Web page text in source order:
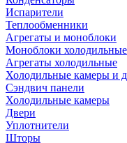
Испарители
Теплообменники
Агрегаты и моноблоки
Моноблоки холодильные
Агрегаты холодильные
Холодильные камеры и
Сэндвич панели
Холодильные камеры
Двери
Уплотнители
Шторы